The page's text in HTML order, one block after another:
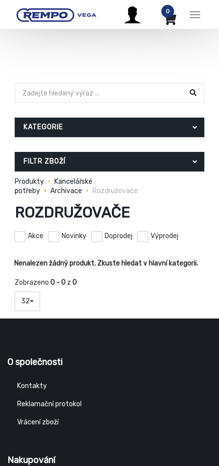
Menu
0
KATEGORIE
FILTR ZBOŽÍ
Produkty
Kancelářské
potřeby
Archivace Rozdružovače
ROZDRUŽOVAČE
Akce Novinky Doprodej Výprodej
Nenalezen žádný produkt. Zkuste hledat v hlavní kategorii.
Zobrazeno 0 - 0 z 0
32
O společnosti
Kontakty
Reklamační protokol
Vrácení zboží
Nakupování